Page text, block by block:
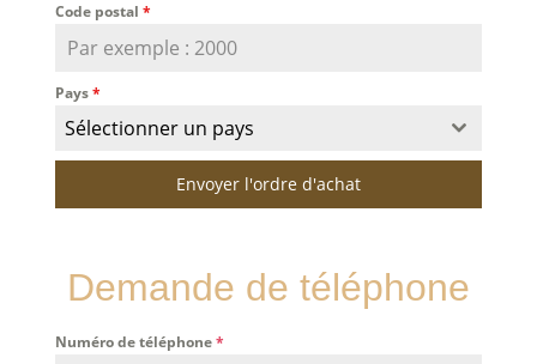
Code postal *
Pays*
Sélectionner un pays
Envoyer l'ordre d'achat
Demande de téléphone
Numéro de téléphone*